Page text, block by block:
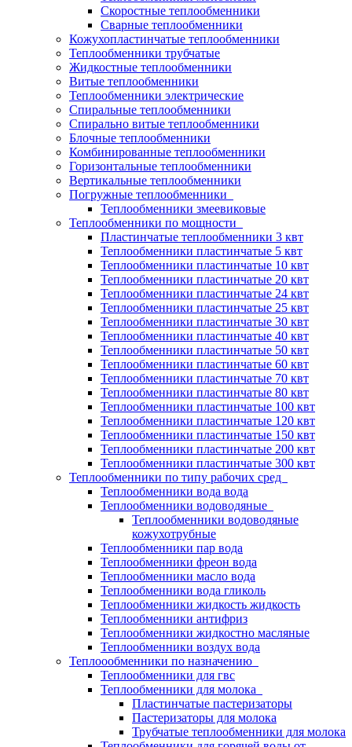
Скоростные теплообменники
Сварные теплообменники
Кожухопластинчатые теплообменники
Теплообменники трубчатые
Жидкостные теплообменники
Витые теплообменники
Теплообменники электрические
Спиральные теплообменники
Спирально витые теплообменники
Блочные теплообменники
Комбинированные теплообменники
Горизонтальные теплообменники
Вертикальные теплообменники
Погружные теплообменники
Теплообменники змеевиковые
Теплообменники по мощности
Пластинчатые теплообменники 3 квт
Теплообменники пластинчатые 5 квт
Теплообменники пластинчатые 10 квт
Теплообменники пластинчатые 20 квт
Теплообменники пластинчатые 24 квт
Теплообменники пластинчатые 25 квт
Теплообменники пластинчатые 30 квт
Теплообменники пластинчатые 40 квт
Теплообменники пластинчатые 50 квт
Теплообменники пластинчатые 60 квт
Теплообменники пластинчатые 70 квт
Теплообменники пластинчатые 80 квт
Теплообменники пластинчатые 100 квт
Теплообменники пластинчатые 120 квт
Теплообменники пластинчатые 150 квт
Теплообменники пластинчатые 200 квт
Теплообменники пластинчатые 300 квт
Теплообменники по типу рабочих сред
Теплообменники вода вода
Теплообменники водоводяные
Теплообменники водоводяные
кожухотрубные
Теплообменники пар вода
Теплообменники фреон вода
Теплообменники масло вода
Теплообменники вода гликоль
Теплообменники жидкость жидкость
Теплообменники антифриз
Теплообменники жидкостно масляные
Теплообменники воздух вода
Теплоообменники по назначению
Теплообменники для гвс
Теплообменники для молока
Пластинчатые пастеризаторы
Пастеризаторы для молока
Трубчатые теплообменники для молока